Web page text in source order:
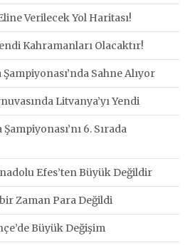
Verilecek Yol Haritası!
Kahramanları Olacaktır!
Sahne Alıyor
Litvanya’yı Yendi
6. Sırada
Efes’ten Büyük Değildir
Zaman Para Değildi
Büyük Değişim